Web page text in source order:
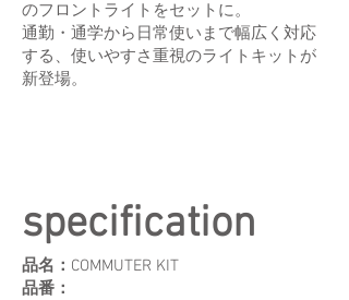
のフロントライトをセットに。
通勤・通学から日常使いまで幅広く対応
する、使いやすさ重視のライトキットが
新登場。
specification
品名： COMMUTER KIT
品番：